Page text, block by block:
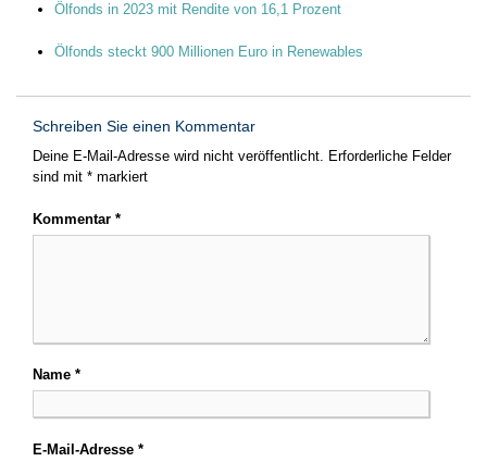
Ölfonds in 2023 mit Rendite von 16,1 Prozent
Ölfonds steckt 900 Millionen Euro in Renewables
Schreiben Sie einen Kommentar
Deine E-Mail-Adresse wird nicht veröffentlicht. Erforderliche Felder
sind mit * markiert
Kommentar *
Name *
E-Mail-Adresse *